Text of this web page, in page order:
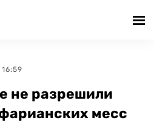
не разрешили
месс